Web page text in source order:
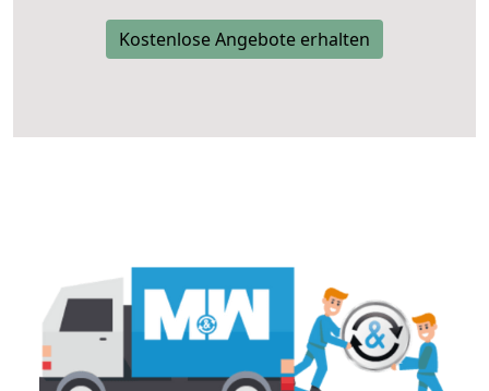
Kostenlose Angebote erhalten